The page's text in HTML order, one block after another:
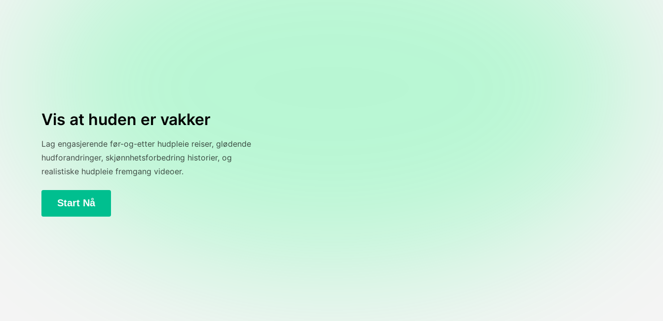
Vis at huden er vakker
Lag engasjerende før-og-etter hudpleie reiser, glødende
hudforandringer, skjønnhetsforbedring historier, og
realistiske hudpleie fremgang videoer.
Start Nå